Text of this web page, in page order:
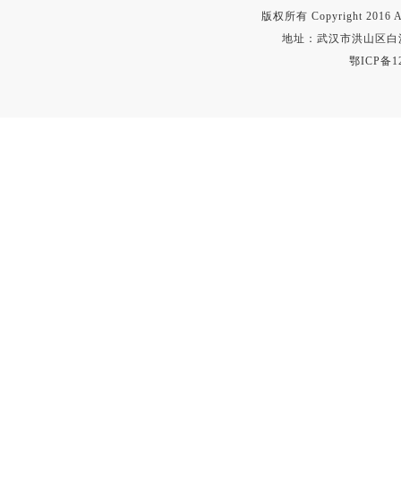
版权所有 Copyright 2016
地址：武汉市洪山区
鄂ICP备